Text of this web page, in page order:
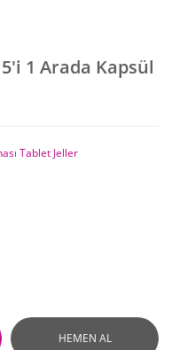
1 Arada Kapsül
Tablet Jeller
HEMEN AL